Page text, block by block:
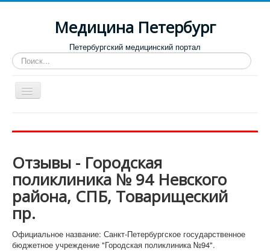
Медицина Петербург
Петербургский медицинский портал
Искать...
Toggle
Navigation
Роддома и женские консультации
Диспансеры
Лучшие клиники по направлениям
Отзывы о медицинских учреждениях
Отзывы - Городская
поликлиника № 94 Невского
района, СПБ, Товарищеский
пр.
Официальное название: Санкт-Петербургское государственное
бюджетное учреждение "Городская поликлиника №94".